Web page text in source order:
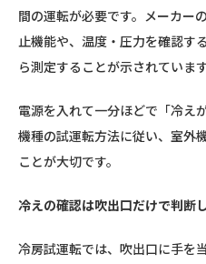
間の運転が必要です。メーカー
止機能や、温度・圧力を確認す
ら測定することが示されています
電源を入れて一分ほどで「冷え
機種の試運転方法に従い、室外
ことが大切です。
冷えの確認は吹出口だけで判断
冷房試運転では、吹出口に手を